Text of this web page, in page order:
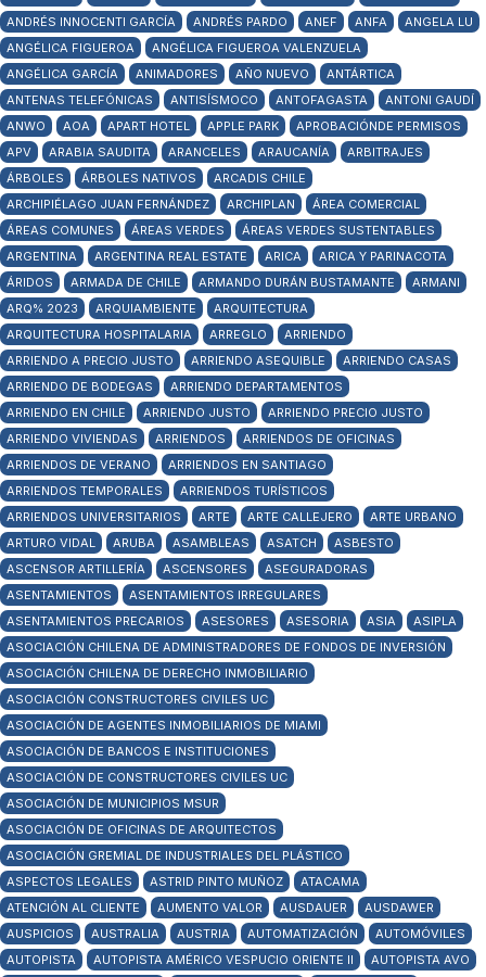
ANDRÉS INNOCENTI GARCÍA
ANDRÉS PARDO ANEF ANFA
ANGELA LU
ANGÉLICA FIGUEROA
ANGÉLICA FIGUEROA VALENZUELA
ANGÉLICA GARCÍA
ANIMADORES AÑO NUEVO
ANTÁRTICA
ANTENAS TELEFÓNICAS
ANTISÍSMOCO ANTOFAGASTA
ANTONI GAUDÍ
ANWO
AOA APART HOTEL APPLE PARK
APROBACIÓNDE PERMISOS
APV
ARABIA SAUDITA ARANCELES ARAUCANÍA
ARBITRAJES
ÁRBOLES
ÁRBOLES NATIVOS
ARCADIS CHILE
ARCHIPIÉLAGO JUAN FERNÁNDEZ
ARCHIPLAN
ÁREA COMERCIAL
ÁREAS COMUNES
ÁREAS VERDES
ÁREAS VERDES SUSTENTABLES
ARGENTINA
ARGENTINA REAL ESTATE ARICA
ARICA Y PARINACOTA
ÁRIDOS
ARMADA DE CHILE ARMANDO DURÁN BUSTAMANTE
ARMANI
ARQ% 2023
ARQUIAMBIENTE
ARQUITECTURA
ARQUITECTURA HOSPITALARIA
ARREGLO
ARRIENDO
ARRIENDO A PRECIO JUSTO
ARRIENDO ASEQUIBLE
ARRIENDO CASAS
ARRIENDO DE BODEGAS
ARRIENDO DEPARTAMENTOS
ARRIENDO EN CHILE
ARRIENDO JUSTO
ARRIENDO PRECIO JUSTO
ARRIENDO VIVIENDAS
ARRIENDOS
ARRIENDOS DE OFICINAS
ARRIENDOS DE VERANO
ARRIENDOS EN SANTIAGO
ARRIENDOS TEMPORALES
ARRIENDOS TURÍSTICOS
ARRIENDOS UNIVERSITARIOS
ARTE ARTE CALLEJERO
ARTE URBANO
ARTURO VIDAL
ARUBA ASAMBLEAS ASATCH
ASBESTO
ASCENSOR ARTILLERÍA
ASCENSORES
ASEGURADORAS
ASENTAMIENTOS
ASENTAMIENTOS IRREGULARES
ASENTAMIENTOS PRECARIOS
ASESORES ASESORIA ASIA
ASIPLA
ASOCIACIÓN CHILENA DE ADMINISTRADORES DE FONDOS DE INVERSIÓN
ASOCIACIÓN CHILENA DE DERECHO INMOBILIARIO
ASOCIACIÓN CONSTRUCTORES CIVILES UC
ASOCIACIÓN DE AGENTES INMOBILIARIOS DE MIAMI
ASOCIACIÓN DE BANCOS E INSTITUCIONES
ASOCIACIÓN DE CONSTRUCTORES CIVILES UC
ASOCIACIÓN DE MUNICIPIOS MSUR
ASOCIACIÓN DE OFICINAS DE ARQUITECTOS
ASOCIACIÓN GREMIAL DE INDUSTRIALES DEL PLÁSTICO
ASPECTOS LEGALES
ASTRID PINTO MUÑOZ
ATACAMA
ATENCIÓN AL CLIENTE
AUMENTO VALOR AUSDAUER
AUSDAWER
AUSPICIOS
AUSTRALIA AUSTRIA AUTOMATIZACIÓN
AUTOMÓVILES
AUTOPISTA
AUTOPISTA AMÉRICO VESPUCIO ORIENTE II
AUTOPISTA AVO